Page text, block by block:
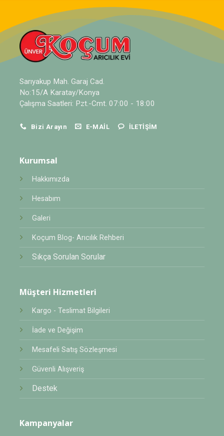
Sarıyakup Mah. Garaj Cad.
No:15/A Karatay/Konya
Çalışma Saatleri: Pzt.-Cmt. 07:00 - 18:00
Bizi Arayın E-MAIL İLETIŞIM
Kurumsal
Hakkımızda
Hesabım
Galeri
Koçum Blog- Arıcılık Rehberi
Sıkça Sorulan Sorular
Müşteri Hizmetleri
Kargo - Teslimat Bilgileri
İade ve Değişim
Mesafeli Satış Sözleşmesi
Güvenli Alışveriş
Destek
Kampanyalar